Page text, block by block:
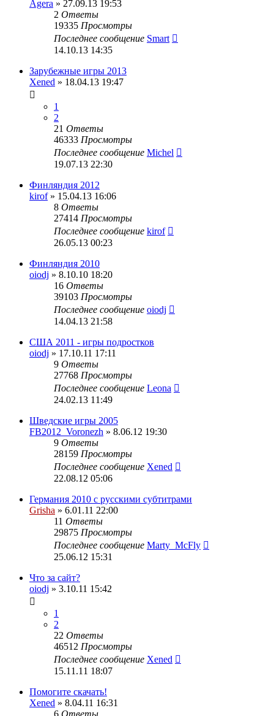
Agera » 27.09.13 19:53
2 Ответы
19335 Просмотры
Последнее сообщение Smart
14.10.13 14:35
Зарубежные игры 2013
Xened » 18.04.13 19:47
1
2
21 Ответы
46333 Просмотры
Последнее сообщение Michel
19.07.13 22:30
Финляндия 2012
kirof» 15.04.13 16:06
8 Ответы
27414 Просмотры
Последнее сообщение kirof
26.05.13 00:23
Финляндия 2010
oiodj » 8.10.10 18:20
16 Ответы
39103 Просмотры
Последнее сообщение oiodj
14.04.13 21:58
США 2011 - игры подростков
oiodj » 17.10.11 17:11
9 Ответы
27768 Просмотры
Последнее сообщение Leona
24.02.13 11:49
Шведские игры 2005
FB2012_Voronezh » 8.06.12 19:30
9 Ответы
28159 Просмотры
Последнее сообщение Xened
22.08.12 05:06
Германия 2010 с русскими субтитрами
Grisha » 6.01.11 22:00
11 Ответы
29875 Просмотры
Последнее сообщение Marty_McFly
25.06.12 15:31
Что за сайт?
oiodj » 3.10.11 15:42
1
2
22 Ответы
46512 Просмотры
Последнее сообщение Xened
15.11.11 18:07
Помогите скачать!
Xened » 8.04.11 16:31
6 Ответы